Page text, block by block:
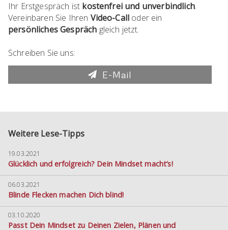
Ihr Erstgespräch ist kostenfrei und unverbindlich.
Vereinbaren Sie Ihren Video-Call oder ein
persönliches Gespräch gleich jetzt.
Schreiben Sie uns:
E-Mail
Weitere Lese-Tipps
19.03.2021
Glücklich und erfolgreich? Dein Mindset macht’s!
06.03.2021
Blinde Flecken machen Dich blind!
03.10.2020
Passt Dein Mindset zu Deinen Zielen, Plänen und